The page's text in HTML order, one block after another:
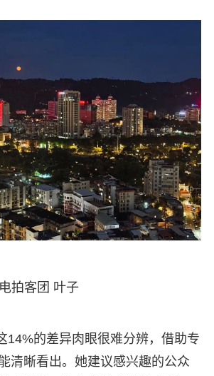
拍客团 叶子
14%的差异肉眼很难分辨，借助专
清晰看出。她建议感兴趣的公众